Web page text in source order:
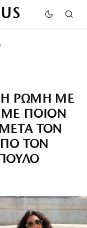
ΡΩΜΗ ΜΕ
ΠΟΙΟΝ
ΤΟΝ
ΤΟΝ